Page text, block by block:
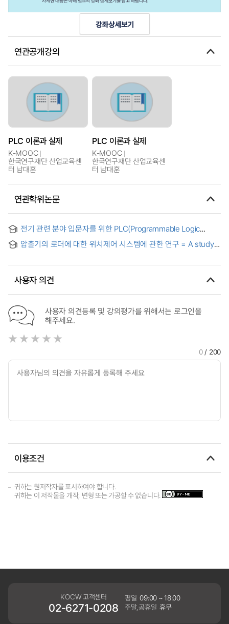
연관공개강의
PLC 이론과 실제
K-MOOC
한국연구재단 산업교육센
터 남대훈
PLC 이론과 실제
K-MOOC
한국연구재단 산업교육센
터 남대훈
연관학위논문
전기 관련 분야 입문자를 위한 PLC(Programmable Logic
Controller) 기본 교육 시스템 설계 및 평가 = Design and
evaluation of PLC(Programmable Logic Controller) basic
압출기의 로더에 대한 위치제어 시스템에 관한 연구 = A study
사용자 의견
사용자 의견등록 및 강의평가를 위해서는 로그인을
해주세요.
0/ 200
이용조건
귀하는 원저작자를 표시하여야 합니다.
귀하는 이 저작물을 개작, 변형 또는 가공할 수 없습니다.
KOCW 고객센터
02-6271-0208
평일 09:00 ~ 18:00
주말,공휴일 휴무